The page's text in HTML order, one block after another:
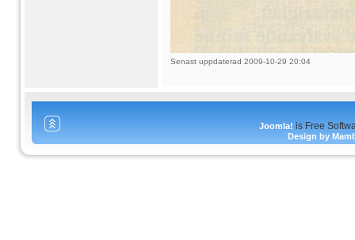
Senast uppdaterad 2009-10-29 20:04
Joomla! is Free
Design by